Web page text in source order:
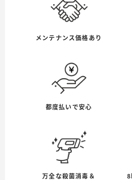
メンテナンス価格あり
都度払いで安心
万全な殺菌消毒＆
8